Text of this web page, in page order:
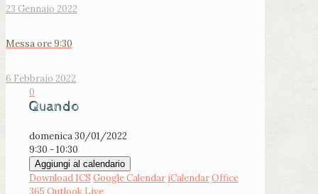
23 Gennaio 2022
Messa ore 9:30
6 Febbraio 2022
0
Quando
domenica 30/01/2022
9:30 - 10:30
Aggiungi al calendario
Download ICS Google Calendar iCalendarOffice